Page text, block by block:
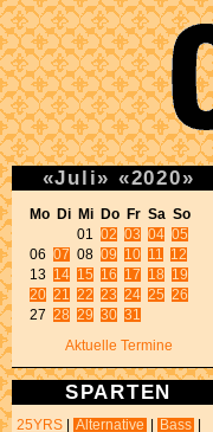
«Juli» «2020»
Mo Di Mi Do Fr Sa So
01 02 03 04 05
06 07 08 09 10 11
12
13 14 15 16 17 18
19
20 21 22 23 24 25 26
27 28 29 30 31
Aktuelle Termine
SPARTEN
25YRS Alternative Bass